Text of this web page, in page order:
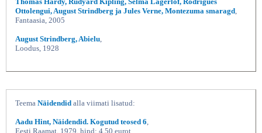
Ottolengui, August Strindberg ja Jules Verne, Montezuma smaragd
Fantaasia, 2005
August Strindberg, Abielu
Loodus, 1928
Teema Näidendid alla viimati lisatud:
Aadu Hint, Näidendid. Kogutud teosed 6
Eesti Raamat, 1979, hind: 4,50 eurot